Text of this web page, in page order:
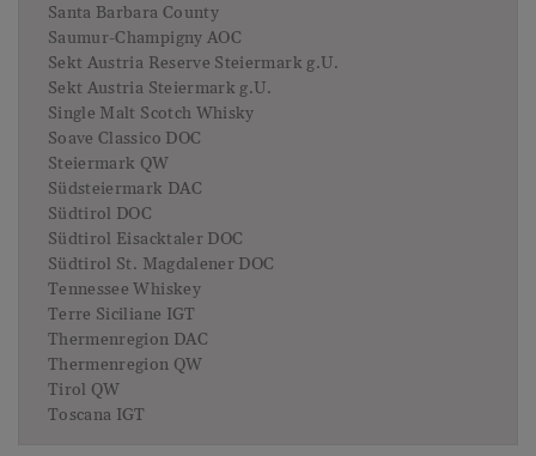
Santa Barbara County
Saumur-Champigny AOC
Sekt Austria Reserve Steiermark g.U.
Sekt Austria Steiermark g.U.
Single Malt Scotch Whisky
Soave Classico DOC
Steiermark QW
Südsteiermark DAC
Südtirol DOC
Südtirol Eisacktaler DOC
Südtirol St. Magdalener DOC
Tennessee Whiskey
Terre Siciliane IGT
Thermenregion DAC
Thermenregion QW
Tirol QW
Toscana IGT